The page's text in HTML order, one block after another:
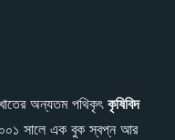
অন্যতম পথিকৃৎ কৃষিবিদ
সালে এক বুক স্বপ্ন আর